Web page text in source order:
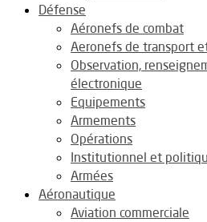
Défense
Aéronefs de combat
Aeronefs de transport
Observation,
électronique
Equipements
Armements
Opérations
Institutionnel et
Armées
Aéronautique
Aviation commerciale